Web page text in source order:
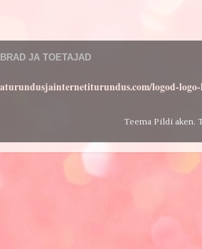
JA TOETAJAD
logod-
Teema Pildi aken.